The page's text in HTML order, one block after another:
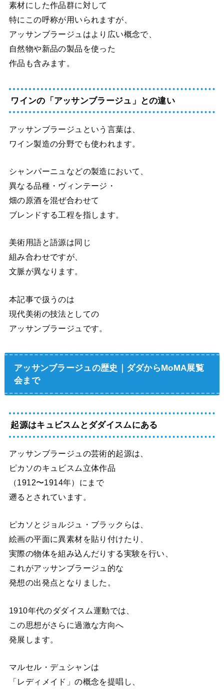
素材にした作品群に対して
特にこの呼称が用いられますが、
アッサンブラージュはより広い概念で、
自然物や新品の製品を使った
作品も含みます。
ワインの「アッサンブラージュ」との違い
アッサンブラージュという言葉は、
ワイン製造の分野でも使われます。
シャンパーニュなどの製造において、
異なる品種・ヴィンテージ・
畑の原酒を混ぜ合わせて
ブレンドする工程を指します。
美術用語と語源は同じ
組み合わせですが、
文脈が異なります。
本記事で扱うのは
現代美術の技法としての
アッサンブラージュです。
アッサンブラージュの歴史｜ダダからMoMA展覧
会まで
起源はキュビスムとダダイスムにある
アッサンブラージュの芸術的起源は、
ピカソのキュビスム立体作品
（1912〜1914年）にまで
遡るとされています。
ピカソとジョルジュ・ブラックらは、
絵画の平面に異素材を貼り付けたり、
実際の物体を組み込んだりする実験を行い、
これがアッサンブラージュ的な
発想の出発点となりました。
1910年代のダダイスム運動では、
この思想がさらに過激な方向へ
発展します。
マルセル・デュシャンは
「レディメイド」の概念を提唱し、